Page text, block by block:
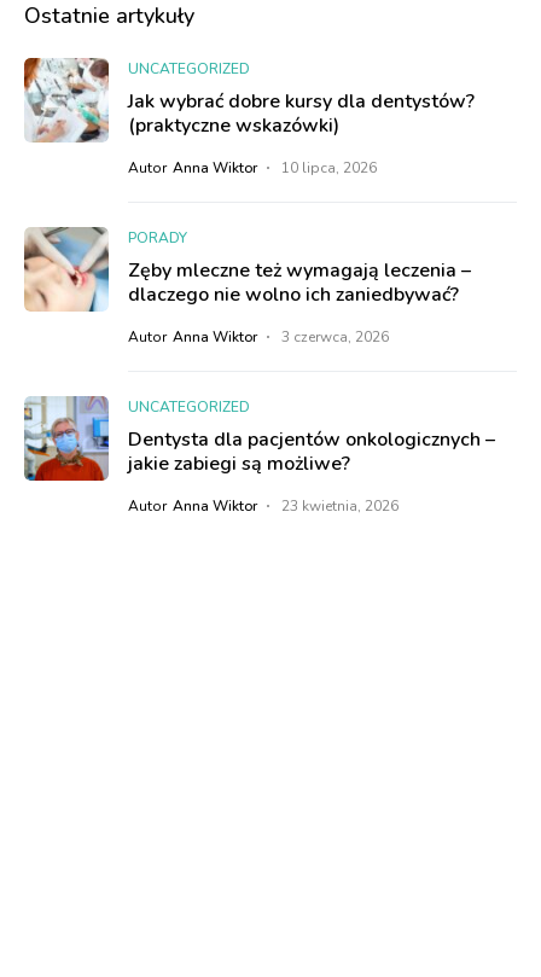
Ostatnie artykuły
UNCATEGORIZED
Jak wybrać dobre kursy dla dentystów?
(praktyczne wskazówki)
Autor Anna Wiktor 10 lipca, 2026
PORADY
Zęby mleczne też wymagają leczenia –
dlaczego nie wolno ich zaniedbywać?
Autor Anna Wiktor 3 czerwca, 2026
UNCATEGORIZED
Dentysta dla pacjentów onkologicznych –
jakie zabiegi są możliwe?
Autor Anna Wiktor 23 kwietnia, 2026